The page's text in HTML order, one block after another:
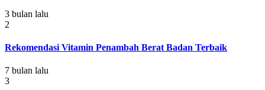
3 bulan lalu
2
Rekomendasi Vitamin Penambah Berat Badan Terbaik
7 bulan lalu
3